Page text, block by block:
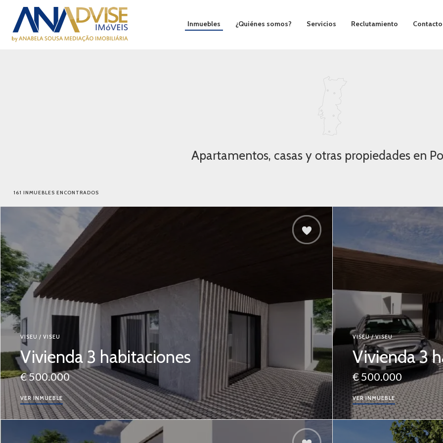
Inmuebles ¿Quiénes somos? Servicios Reclutamiento
Apartamentos, casas y otras propiedades en
161 INMUEBLES ENCONTRADOS
VISEU / VISEU
Vivienda 3 habitaciones
€ 500.000
VER INMUEBLE
VISEU / VISEU
Vivienda 3
€ 500.000
VER INMUEBLE